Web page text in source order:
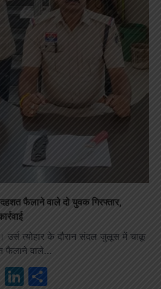
फैलाने वाले दो युवक गिरफ्तार,
त्योहार के दौरान संदल जुलूस में चाकू
फैलाने वाले…
Threads
LinkedIn